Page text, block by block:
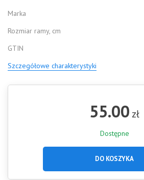
Marka
Rozmiar ramy, cm
GTIN
Szczegółowe charakterystyki
55.00 zł
Dostępne
DO KOSZYKA